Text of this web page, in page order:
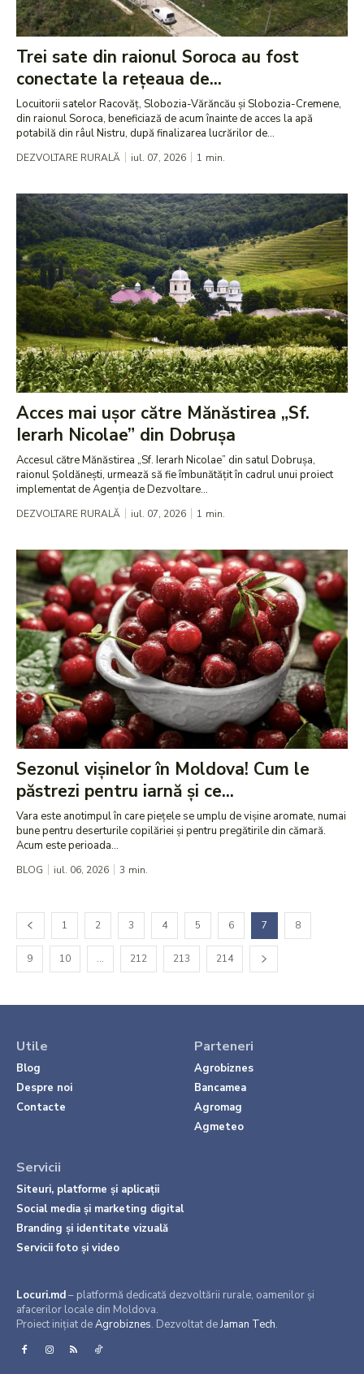
Trei sate din raionul Soroca au fost
conectate la rețeaua de...
Locuitorii satelor Racovăț, Slobozia-Vărăncău și Slobozia-Cremene,
din raionul Soroca, beneficiază de acum înainte de acces la apă
potabilă din râul Nistru, după finalizarea lucrărilor de...
DEZVOLTARE RURALĂ iul. 07, 2026 1 min.
Acces mai ușor către Mănăstirea „Sf.
Ierarh Nicolae” din Dobrușa
Accesul către Mănăstirea „Sf. Ierarh Nicolae” din satul Dobrușa,
raionul Șoldănești, urmează să fie îmbunătățit în cadrul unui proiect
implementat de Agenția de Dezvoltare...
DEZVOLTARE RURALĂ iul. 07, 2026 1 min.
Sezonul vișinelor în Moldova! Cum le
păstrezi pentru iarnă și ce...
Vara este anotimpul în care piețele se umplu de vișine aromate, numai
bune pentru deserturile copilăriei și pentru pregătirile din cămară.
Acum este perioada...
BLOG iul. 06, 2026 3 min.
1 2 3 4 5 6 7 8
9 10 … 212 213 214
Utile
Blog
Despre noi
Contacte
Parteneri
Agrobiznes
Bancamea
Agromag
Agmeteo
Servicii
Siteuri, platforme și aplicații
Social media și marketing digital
Branding și identitate vizuală
Servicii foto și video
Locuri.md– platformă dedicată dezvoltării rurale, oamenilor și
afacerilor locale din Moldova.
Proiect inițiat deAgrobiznes. Dezvoltat deJaman Tech.